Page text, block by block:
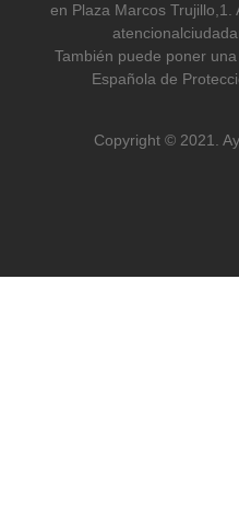
en Plaza Marcos
También puede poner
Española de
Copyright © 2021.